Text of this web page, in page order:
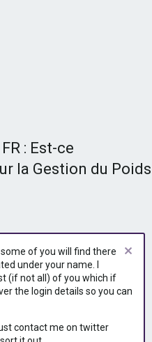
: Est-ce
la Gestion du Poids
of you will find there
under your name. I
(if not all) of you which if
the login details so you can
contact me on twitter